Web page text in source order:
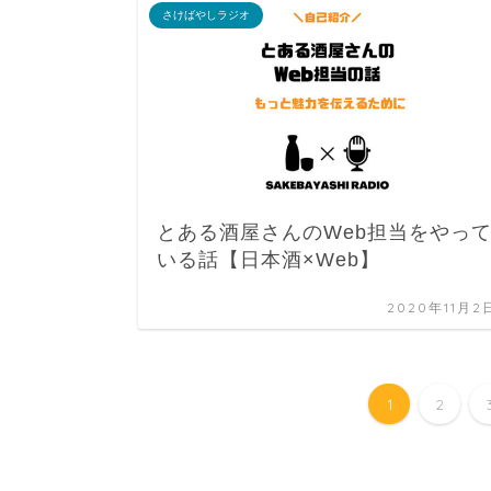
さけばやしラジオ
とある酒屋さんのWeb担当をやって
いる話【日本酒×Web】
2020年11月2
1 2